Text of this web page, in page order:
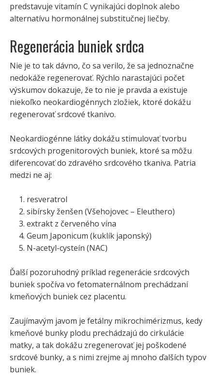
predstavuje vitamín C vynikajúci doplnok alebo
alternatívu hormonálnej substitučnej liečby.
Regenerácia buniek srdca
Nie je to tak dávno, čo sa verilo, že sa jednoznačne
nedokáže regenerovať. Rýchlo narastajúci počet
výskumov dokazuje, že to nie je pravda a existuje
niekoľko neokardiogénnych zložiek, ktoré dokážu
regenerovať srdcové tkanivo.
Neokardiogénne látky dokážu stimulovať tvorbu
srdcových progenitorových buniek, ktoré sa môžu
diferencovať do zdravého srdcového tkaniva. Patria
medzi ne aj:
resveratrol
sibírsky ženšen (Všehojovec – Eleuthero)
extrakt z červeného vína
Geum Japonicum (kuklík japonský)
N-acetyl-cysteín (NAC)
Ďalší pozoruhodný príklad regenerácie srdcových
buniek spočíva vo fetomaternálnom prechádzaní
kmeňových buniek cez placentu.
Zaujímavým javom je fetálny mikrochimérizmus, kedy
kmeňové bunky plodu prechádzajú do cirkulácie
matky, a tak dokážu zregenerovať jej poškodené
srdcové bunky, a s nimi zrejme aj mnoho ďalších typov
buniek.